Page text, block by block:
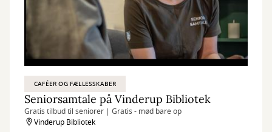
CAFÉER OG FÆLLESSKABER
Seniorsamtale på Vinderup Bibliotek
Gratis tilbud til seniorer | Gratis - mød bare op
Vinderup Bibliotek